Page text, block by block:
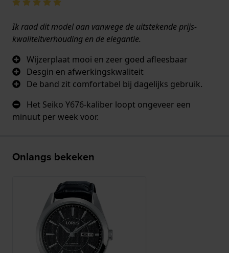
Ik raad dit model aan vanwege de uitstekende prijs-
kwaliteitverhouding en de elegantie.
Wijzerplaat mooi en zeer goed afleesbaar
Desgin en afwerkingskwaliteit
De band zit comfortabel bij dagelijks gebruik.
Het Seiko Y676-kaliber loopt ongeveer een
minuut per week voor.
Onlangs bekeken